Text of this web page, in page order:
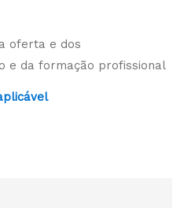
oferta e dos
e da formação profissional